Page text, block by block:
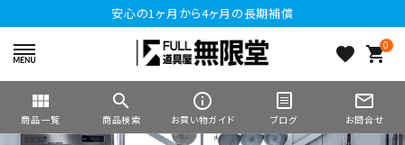
安心の1ヶ月から4ヶ月の長期補償
favorite 0
shopping_cart
view_module
商品一覧
search
商品検索
info_outline
お買い物ガイド ブログ
mail_outline
お問合せ